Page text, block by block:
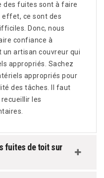
des fuites sont à faire
effet, ce sont des
Donc, nous
confiance à
un artisan couvreur qui
appropriés. Sachez
appropriés pour
des tâches. Il faut
les
fuites de toit sur